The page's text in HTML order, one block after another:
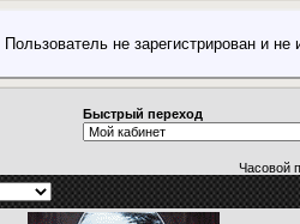
Пользователь не зарегистрирован и
Быстрый переход
Часовой